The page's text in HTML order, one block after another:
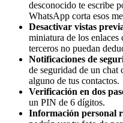
desconocido te escribe
WhatsApp corta esos
Desactivar vistas
miniatura de los enlaces
terceros no puedan
Notificaciones de
de seguridad de un chat
alguno de tus contactos.
Verificación en dos
un PIN de 6 dígitos.
Información personal